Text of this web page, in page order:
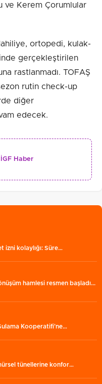
ve Kerem Çorumlular
ortopedi, kulak-
gerçekleştirilen
rastlanmadı. TOFAŞ
rutin check-up
diğer
edecek.
İGF Haber
izni kolaylığı: Süre…
hamlesi resmen başladı...
Kooperatifi'ne…
tünellerine konfor…